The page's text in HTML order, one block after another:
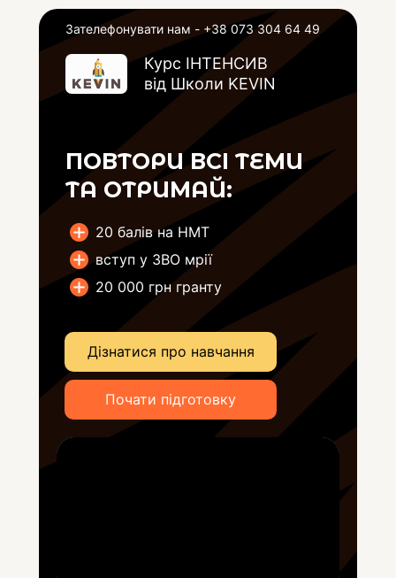
Курс ІНТЕНСИВ
від Школи KEVIN
ПОВТОРИ ВСІ ТЕМИ
ТА ОТРИМАЙ:
Дізнатися про навчання
Почати підготовку
20 балів на НМТ
Зателефонувати нам - +38 073 304 64 49
вступ у ЗВО мрії
20 000 грн гранту